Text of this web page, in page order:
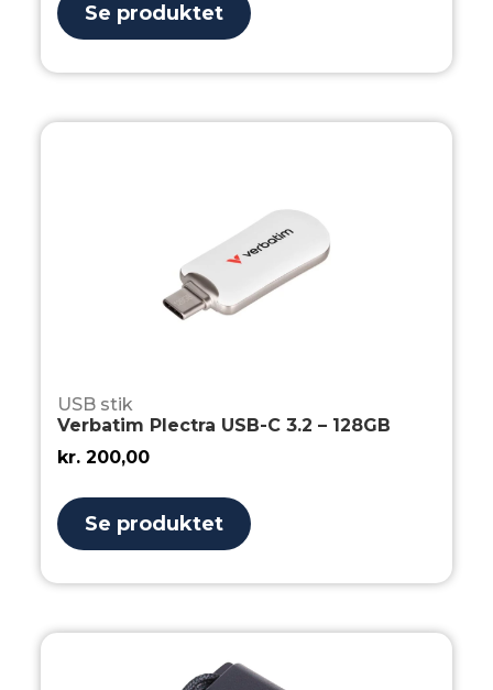
Se produktet
USB stik
Verbatim Plectra USB-C 3.2 – 128GB
kr. 200,00
Se produktet